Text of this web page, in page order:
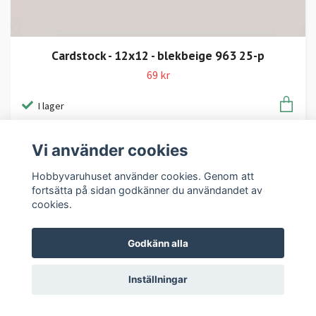
Cardstock - 12x12 - blekbeige 963 25-p
69 kr
I lager
Vi använder cookies
Hobbyvaruhuset använder cookies. Genom att
fortsätta på sidan godkänner du användandet av
cookies.
Godkänn alla
Inställningar